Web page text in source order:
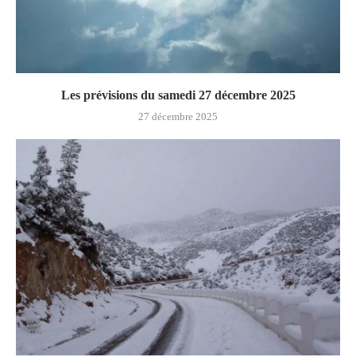
Les prévisions du samedi 27 décembre 2025
27 décembre 2025